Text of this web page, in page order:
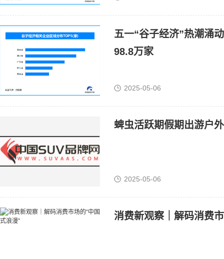
五一“谷子经济”热潮涌
98.8万家
2025-05-06
蜱虫活跃期假期出游户
2025-05-06
消费新观察｜解码消费